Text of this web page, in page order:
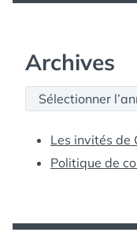
Archives
Archives
Les invités de
Politique de